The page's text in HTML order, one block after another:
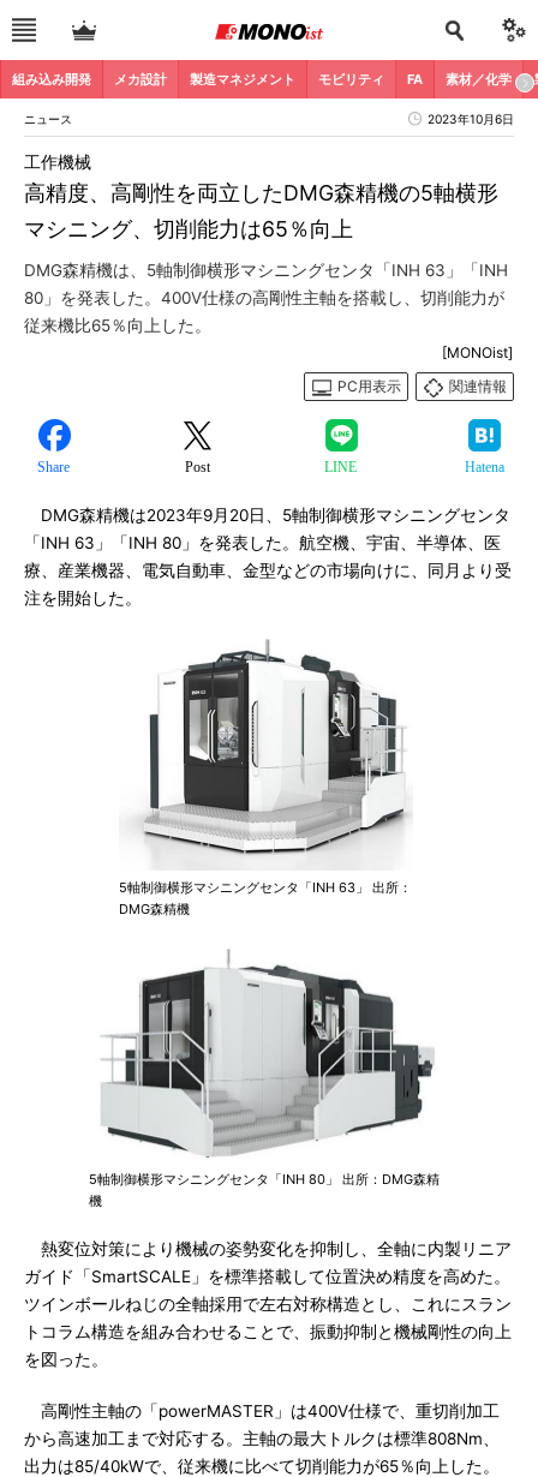
組み込み開発 メカ設計 製造マネジメント モビリティ FA 素材／化学
ニュース 2023年10月6日
高精度、高剛性を両立したDMG森精機の5軸横形
マシニング、切削能力は65％向上
工作機械
DMG森精機は、5軸制御横形マシニングセンタ「INH 63」「INH
80」を発表した。400V仕様の高剛性主軸を搭載し、切削能力が
従来機比65％向上した。
[MONOist]
PC用表示
関連情報
Share Post LINE Hatena
DMG森精機は2023年9月20日、5軸制御横形マシニングセンタ
「INH 63」「INH 80」を発表した。航空機、宇宙、半導体、医
療、産業機器、電気自動車、金型などの市場向けに、同月より受
注を開始した。
5軸制御横形マシニングセンタ「INH 63」 出所：
DMG森精機
5軸制御横形マシニングセンタ「INH 80」 出所：DMG森精
機
熱変位対策により機械の姿勢変化を抑制し、全軸に内製リニア
ガイド「SmartSCALE」を標準搭載して位置決め精度を高めた。
ツインボールねじの全軸採用で左右対称構造とし、これにスラン
トコラム構造を組み合わせることで、振動抑制と機械剛性の向上
を図った。
高剛性主軸の「powerMASTER」は400V仕様で、重切削加工
から高速加工まで対応する。主軸の最大トルクは標準808Nm、
出力は85/40kWで、従来機に比べて切削能力が65％向上した。